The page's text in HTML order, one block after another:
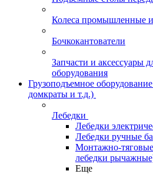
Колеса промышленные
Бочкокантователи
Запчасти и аксессуары
оборудования
Грузоподъемное
домкраты и т.д.)
Лебедки
Лебедки
Лебедки ручные
Монтажно-
лебедки
Еще